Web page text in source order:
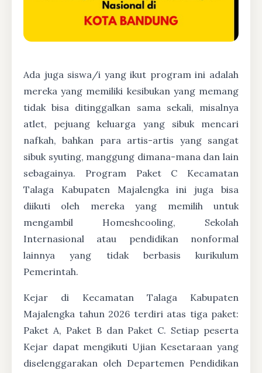
Ada juga siswa/i yang ikut program ini adalah
mereka yang memiliki kesibukan yang memang
tidak bisa ditinggalkan sama sekali, misalnya
atlet, pejuang keluarga yang sibuk mencari
nafkah, bahkan para artis-artis yang sangat
sibuk syuting, manggung dimana-mana dan lain
sebagainya. Program Paket C Kecamatan
Talaga Kabupaten Majalengka ini juga bisa
diikuti oleh mereka yang memilih untuk
mengambil Homeshcooling, Sekolah
Internasional atau pendidikan nonformal
lainnya yang tidak berbasis kurikulum
Pemerintah.
Kejar di Kecamatan Talaga Kabupaten
Majalengka tahun 2026 terdiri atas tiga paket:
Paket A, Paket B dan Paket C. Setiap peserta
Kejar dapat mengikuti Ujian Kesetaraan yang
diselenggarakan oleh Departemen Pendidikan